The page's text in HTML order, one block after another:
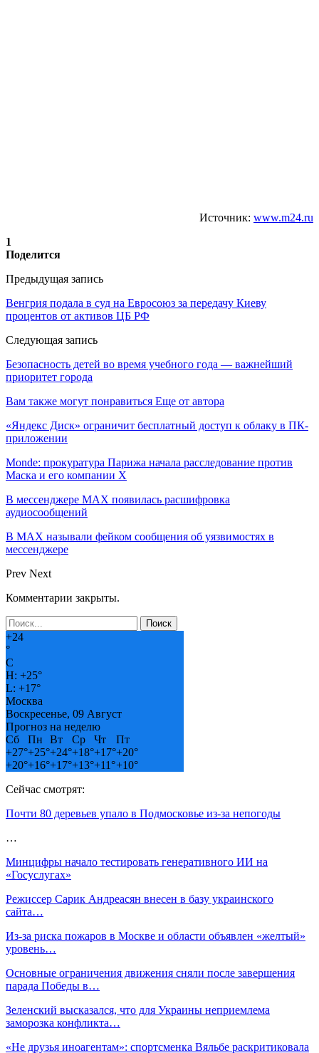
Источник: www.m24.ru
1
Поделится
Предыдущая запись
Венгрия подала в суд на Евросоюз за передачу Киеву
процентов от активов ЦБ РФ
Следующая запись
Безопасность детей во время учебного года — важнейший
приоритет города
Вам также могут понравиться Еще от автора
«Яндекс Диск» ограничит бесплатный доступ к облаку в ПК-
приложении
Monde: прокуратура Парижа начала расследование против
Маска и его компании X
В мессенджере MAX появилась расшифровка
аудиосообщений
В МAX называли фейком сообщения об уязвимостях в
мессенджере
Prev Next
Комментарии закрыты.
+24
°
C
H: +25°
L: +17°
Москва
Воскресенье, 09 Август
Прогноз на неделю
Сб
Пн Вт Ср Чт
Пт
+27°+25°+24°+18°+17°+20°
+20°+16°+17°+13°+11°+10°
Сейчас смотрят:
Почти 80 деревьев упало в Подмосковье из-за непогоды
…
Минцифры начало тестировать генеративного ИИ на
«Госуслугах»
Режиссер Сарик Андреасян внесен в базу украинского
сайта…
Из-за риска пожаров в Москве и области объявлен «желтый»
уровень…
Основные ограничения движения сняли после завершения
парада Победы в…
Зеленский высказался, что для Украины неприемлема
заморозка конфликта…
«Не друзья иноагентам»: спортсменка Вяльбе раскритиковала